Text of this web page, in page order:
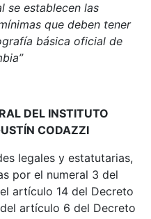
se establecen las
que deben tener
básica oficial de
DEL INSTITUTO
CODAZZI
legales y estatutarias,
por el numeral 3 del
artículo 14 del Decreto
artículo 6 del Decreto